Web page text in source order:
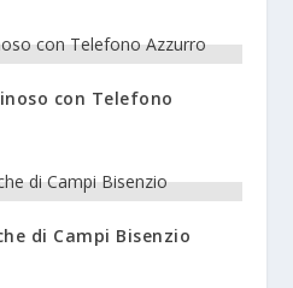
con Telefono
di Campi Bisenzio